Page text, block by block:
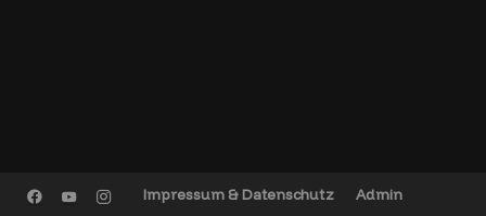
Impressum & Datenschutz Admin